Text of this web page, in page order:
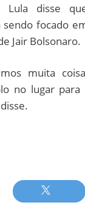
Lula disse
focado
Jair Bolsonaro.
muita
no lugar